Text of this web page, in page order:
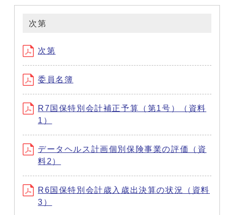
次第
次第
委員名簿
R7国保特別会計補正予算（第1号）（資料
1）
データヘルス計画個別保険事業の評価（資
料2）
R6国保特別会計歳入歳出決算の状況（資料
3）